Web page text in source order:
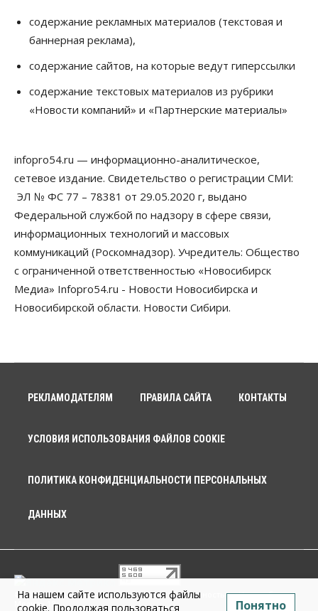
содержание рекламных материалов (текстовая и
баннерная реклама),
содержание сайтов, на которые ведут гиперссылки
содержание текстовых материалов из рубрики
«Новости компаний» и «Партнерские материалы»
infopro54.ru — информационно-аналитическое,
сетевое издание. Свидетельство о регистрации СМИ:
ЭЛ № ФС 77 – 78381 от 29.05.2020 г, выдано
Федеральной службой по надзору в сфере связи,
информационных технологий и массовых
коммуникаций (Роскомнадзор). Учредитель: Общество
с ограниченной ответственностью «Новосибирск
Медиа» Infopro54.ru - Новости Новосибирска и
Новосибирской области. Новости Сибири.
РЕКЛАМОДАТЕЛЯМ ПРАВИЛА САЙТА КОНТАКТЫ
УСЛОВИЯ ИСПОЛЬЗОВАНИЯ ФАЙЛОВ COOKIE
ПОЛИТИКА КОНФИДЕНЦИАЛЬНОСТИ ПЕРСОНАЛЬНЫХ
ДАННЫХ
© 2026 г. Общество с ограниченной ответственностью «Новосибирск
Медиа» 18+
На нашем сайте используются файлы
cookie. Продолжая пользоваться
Понятно